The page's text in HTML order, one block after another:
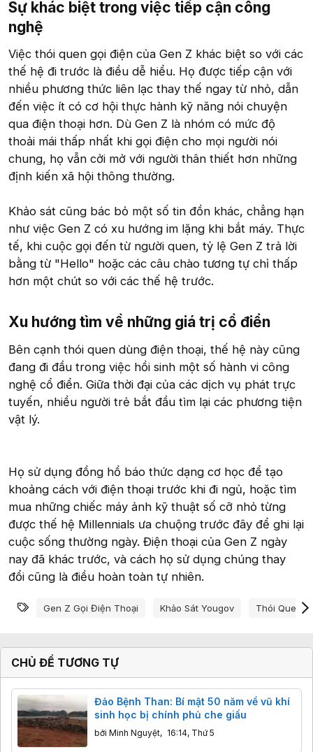
Sự khác biệt trong việc tiếp cận công
nghệ​
Việc thói quen gọi điện của Gen Z khác biệt so với các
thế hệ đi trước là điều dễ hiểu. Họ được tiếp cận với
nhiều phương thức liên lạc thay thế ngay từ nhỏ, dẫn
đến việc ít có cơ hội thực hành kỹ năng nói chuyện
qua điện thoại hơn. Dù Gen Z là nhóm có mức độ
thoải mái thấp nhất khi gọi điện cho mọi người nói
chung, họ vẫn cởi mở với người thân thiết hơn những
định kiến xã hội thông thường.
Khảo sát cũng bác bỏ một số tin đồn khác, chẳng hạn
như việc Gen Z có xu hướng im lặng khi bắt máy. Thực
tế, khi cuộc gọi đến từ người quen, tỷ lệ Gen Z trả lời
bằng từ "Hello" hoặc các câu chào tương tự chỉ thấp
hơn một chút so với các thế hệ trước.
Xu hướng tìm về những giá trị cổ điển​
Bên cạnh thói quen dùng điện thoại, thế hệ này cũng
đang đi đầu trong việc hồi sinh một số hành vi công
nghệ cổ điển. Giữa thời đại của các dịch vụ phát trực
tuyến, nhiều người trẻ bắt đầu tìm lại các phương tiện
vật lý.
Họ sử dụng đồng hồ báo thức dạng cơ học để tạo
khoảng cách với điện thoại trước khi đi ngủ, hoặc tìm
mua những chiếc máy ảnh kỹ thuật số cỡ nhỏ từng
được thế hệ Millennials ưa chuộng trước đây để ghi lại
cuộc sống thường ngày. Điện thoại của Gen Z ngày
nay đã khác trước, và cách họ sử dụng chúng thay
đổi cũng là điều hoàn toàn tự nhiên.
Từ khóa
Gen Z Gọi Điện Thoại Khảo Sát Yougov Thói Quen
CHỦ ĐỀ TƯƠNG TỰ
Đảo Bệnh Than: Bí mật 50 năm về vũ khí
sinh học bị chính phủ che giấu
bởi Minh Nguyệt, 16:14, Thứ 5